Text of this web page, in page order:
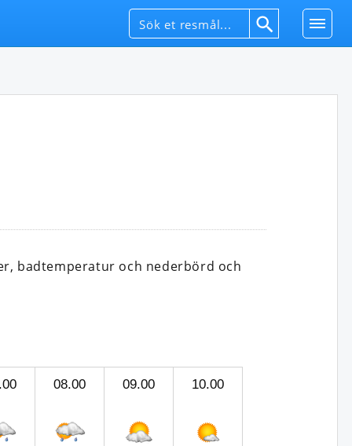
badtemperatur och nederbörd och
08.00 09.00 10.00